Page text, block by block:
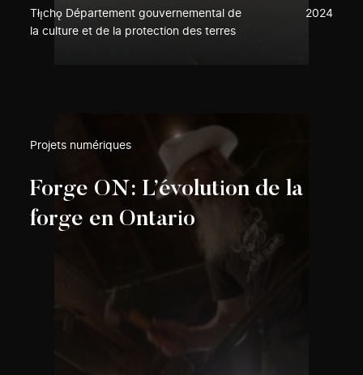
Tłı̨chǫ Département gouvernemental de
la culture et de la protection des terres
2024
Projets numériques
Forge ON: L’évolution de la
forge en Ontario